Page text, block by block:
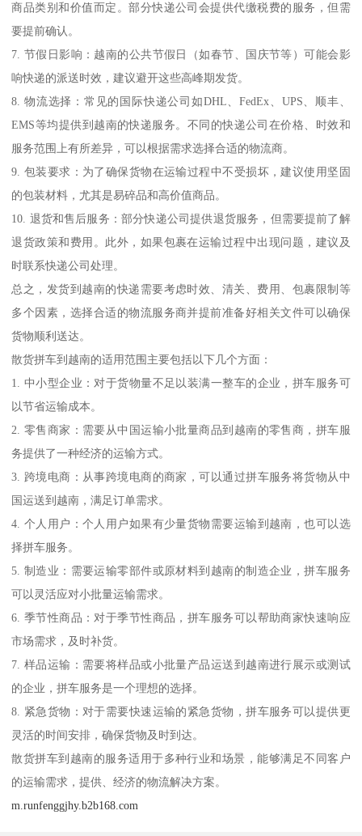
商品类别和价值而定。部分快递公司会提供代缴税费的服务，但需
要提前确认。
7. 节假日影响：越南的公共节假日（如春节、国庆节等）可能会影
响快递的派送时效，建议避开这些高峰期发货。
8. 物流选择：常见的国际快递公司如DHL、FedEx、UPS、顺丰、
EMS等均提供到越南的快递服务。不同的快递公司在价格、时效和
服务范围上有所差异，可以根据需求选择合适的物流商。
9. 包装要求：为了确保货物在运输过程中不受损坏，建议使用坚固
的包装材料，尤其是易碎品和高价值商品。
10. 退货和售后服务：部分快递公司提供退货服务，但需要提前了解
退货政策和费用。此外，如果包裹在运输过程中出现问题，建议及
时联系快递公司处理。
总之，发货到越南的快递需要考虑时效、清关、费用、包裹限制等
多个因素，选择合适的物流服务商并提前准备好相关文件可以确保
货物顺利送达。
散货拼车到越南的适用范围主要包括以下几个方面：
1. 中小型企业：对于货物量不足以装满一整车的企业，拼车服务可
以节省运输成本。
2. 零售商家：需要从中国运输小批量商品到越南的零售商，拼车服
务提供了一种经济的运输方式。
3. 跨境电商：从事跨境电商的商家，可以通过拼车服务将货物从中
国运送到越南，满足订单需求。
4. 个人用户：个人用户如果有少量货物需要运输到越南，也可以选
择拼车服务。
5. 制造业：需要运输零部件或原材料到越南的制造企业，拼车服务
可以灵活应对小批量运输需求。
6. 季节性商品：对于季节性商品，拼车服务可以帮助商家快速响应
市场需求，及时补货。
7. 样品运输：需要将样品或小批量产品运送到越南进行展示或测试
的企业，拼车服务是一个理想的选择。
8. 紧急货物：对于需要快速运输的紧急货物，拼车服务可以提供更
灵活的时间安排，确保货物及时到达。
散货拼车到越南的服务适用于多种行业和场景，能够满足不同客户
的运输需求，提供、经济的物流解决方案。
m.runfenggjhy.b2b168.com